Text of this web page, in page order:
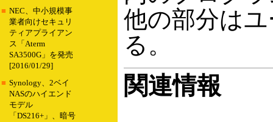
■ NEC、中小規模事
業者向けセキュリ
ティアプライアン
ス「Aterm
SA3500G」を発売
[2016/01/29]
■ Synology、2ベイ
NASのハイエンド
モデル
「DS216+」、暗号
他の部分は
る。
関連情報